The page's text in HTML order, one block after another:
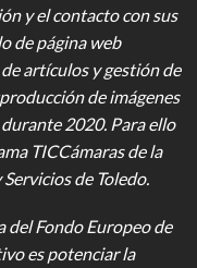
y el contacto con sus
de página web
artículos y gestión de
de imágenes
2020. Para ello
TICCámaras de la
de Toledo.
del Fondo Europeo de
es potenciar la